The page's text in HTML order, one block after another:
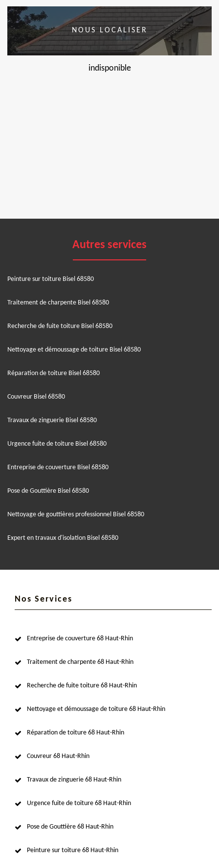
NOUS LOCALISER
indisponible
Autres services
Peinture sur toiture Bisel 68580
Traitement de charpente Bisel 68580
Recherche de fuite toiture Bisel 68580
Nettoyage et démoussage de toiture Bisel 68580
Réparation de toiture Bisel 68580
Couvreur Bisel 68580
Travaux de zinguerie Bisel 68580
Urgence fuite de toiture Bisel 68580
Entreprise de couverture Bisel 68580
Pose de Gouttière Bisel 68580
Nettoyage de gouttières professionnel Bisel 68580
Expert en travaux d'isolation Bisel 68580
Nos Services
Entreprise de couverture 68 Haut-Rhin
Traitement de charpente 68 Haut-Rhin
Recherche de fuite toiture 68 Haut-Rhin
Nettoyage et démoussage de toiture 68 Haut-Rhin
Réparation de toiture 68 Haut-Rhin
Couvreur 68 Haut-Rhin
Travaux de zinguerie 68 Haut-Rhin
Urgence fuite de toiture 68 Haut-Rhin
Pose de Gouttière 68 Haut-Rhin
Peinture sur toiture 68 Haut-Rhin